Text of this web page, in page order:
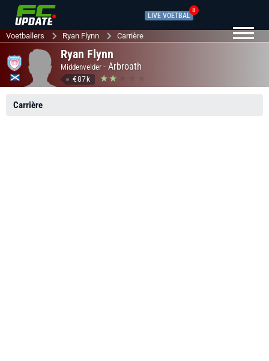
LIVE VOETBAL
8
Voetballers Ryan Flynn Carrière
Ryan Flynn
Middenvelder - Arbroath
€87k
Carrière